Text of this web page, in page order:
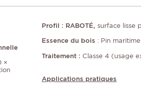
×
Profil : RABOTÉ, surface lisse
Essence du bois : Pin
Traitement : Classe 4 (usage
Applications pratiques